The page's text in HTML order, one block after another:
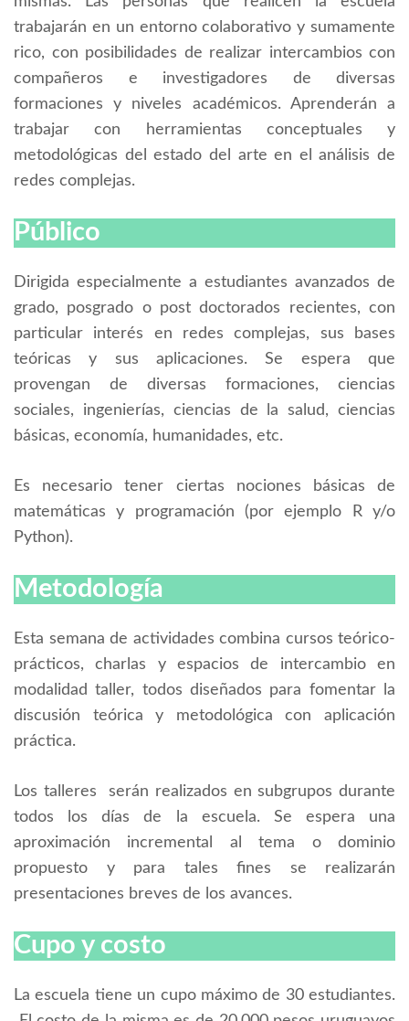
trabajarán en un entorno colaborativo y sumamente
rico, con posibilidades de realizar intercambios con
compañeros e investigadores de diversas
formaciones y niveles académicos. Aprenderán a
trabajar con herramientas conceptuales y
metodológicas del estado del arte en el análisis de
redes complejas.
Público
Dirigida especialmente a estudiantes avanzados de
grado, posgrado o post doctorados recientes, con
particular interés en redes complejas, sus bases
teóricas y sus aplicaciones. Se espera que
provengan de diversas formaciones, ciencias
sociales, ingenierías, ciencias de la salud, ciencias
básicas, economía, humanidades, etc.
Es necesario tener ciertas nociones básicas de
matemáticas y programación (por ejemplo R y/o
Python).
Metodología
Esta semana de actividades combina cursos teórico-
prácticos, charlas y espacios de intercambio en
modalidad taller, todos diseñados para fomentar la
discusión teórica y metodológica con aplicación
práctica.
Los talleres serán realizados en subgrupos durante
todos los días de la escuela. Se espera una
aproximación incremental al tema o dominio
propuesto y para tales fines se realizarán
presentaciones breves de los avances.
Cupo y costo
La escuela tiene un cupo máximo de 30 estudiantes.